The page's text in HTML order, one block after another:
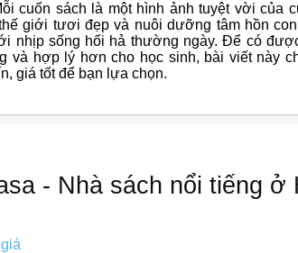
cuốn sách là một hình ảnh tuyệt vời của
giới tươi đẹp và nuôi dưỡng tâm hồn
nhịp sống hối hả thường ngày. Để có
và hợp lý hơn cho học sinh, bài viết này
giá tốt để bạn lựa chọn.
- Nhà sách nổi tiếng ở